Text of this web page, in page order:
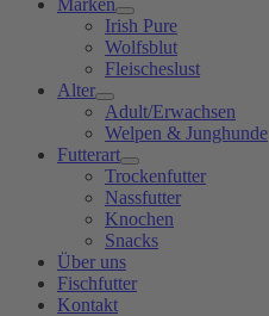
Marken
Irish Pure
Wolfsblut
Fleischeslust
Alter
Adult/Erwachsen
Welpen & Junghunde
Futterart
Trockenfutter
Nassfutter
Knochen
Snacks
Über uns
Fischfutter
Kontakt